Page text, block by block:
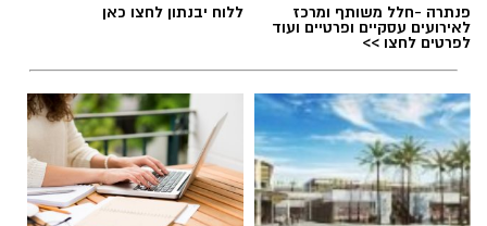
פנתרה -חלל משותף ומרכז
לאירועים עסקיים ופרטיים ועוד
לפרטים לחצו >>
ללוח יבנתון לחצו כאן